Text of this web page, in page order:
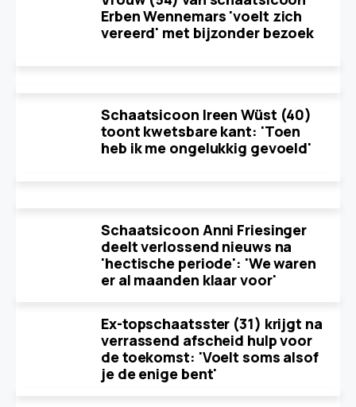
Erben Wennemars 'voelt zich
vereerd' met bijzonder bezoek
Schaatsicoon Ireen Wüst (40)
toont kwetsbare kant: 'Toen
heb ik me ongelukkig gevoeld'
Schaatsicoon Anni Friesinger
deelt verlossend nieuws na
'hectische periode': 'We waren
er al maanden klaar voor'
Ex-topschaatsster (31) krijgt na
verrassend afscheid hulp voor
de toekomst: 'Voelt soms alsof
je de enige bent'